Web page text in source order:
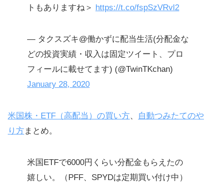
トもありますね＞ https://t.co/fspSzVRvl2
— タクスズキ@働かずに配当生活(分配金な
どの投資実績・収入は固定ツイート、プロ
フィールに載せてます) (@TwinTKchan)
January 28, 2020
米国株・ETF（高配当）の買い方、
自動つみたてのや
り方まとめ。
米国ETFで6000円くらい分配金もらえたの
嬉しい。（PFF、SPYDは定期買い付け中）